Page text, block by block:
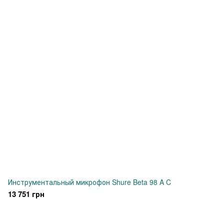
Инструментальный микрофон Shure Beta 98 A C
13 751 грн